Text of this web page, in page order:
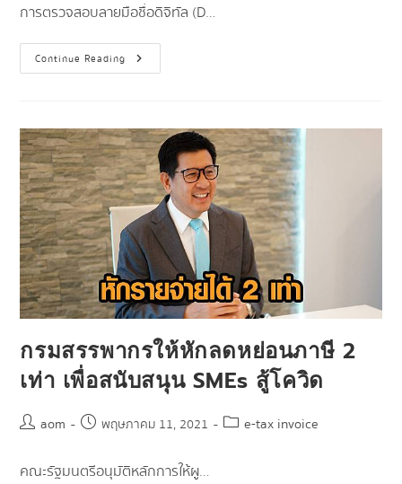
การตรวจสอบลายมือชื่อดิจิทัล (D…
Continue Reading
กรมสรรพากรให้หักลดหย่อนภาษี 2
เท่า เพื่อสนับสนุน SMEs สู้โควิด
aom พฤษภาคม 11, 2021 e-tax invoice
คณะรัฐมนตรีอนุมัติหลักการให้ผู…